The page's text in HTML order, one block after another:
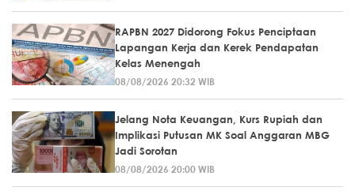
RAPBN 2027 Didorong Fokus Penciptaan
Lapangan Kerja dan Kerek Pendapatan
Kelas Menengah
08/08/2026 20:32 WIB
Jelang Nota Keuangan, Kurs Rupiah dan
Implikasi Putusan MK Soal Anggaran MBG
Jadi Sorotan
08/08/2026 20:00 WIB